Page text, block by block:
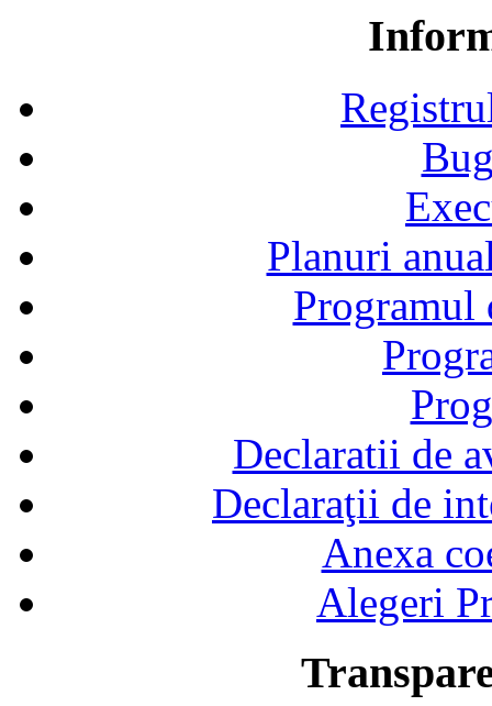
Planuri
Declaratii de
Declaraţii de
Anexa
Alegeri